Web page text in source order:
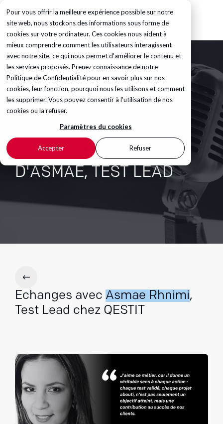
Pour vous offrir la meilleure expérience possible sur notre
site web, nous stockons des informations sous forme de
cookies sur votre ordinateur. Ces cookies nous aident à
mieux comprendre comment les utilisateurs interagissent
avec notre site, ce qui nous permet d'améliorer le contenu et
les services proposés. Prenez connaissance de notre
Politique de Confidentialitépour en savoir plus sur nos
cookies, leur fonction, pourquoi nous les utilisons et comment
les supprimer. Vous pouvez consentir à l'utilisation de nos
cookies ou la refuser.
Paramètres du cookies
Accepter Refuser
A LA RENCONTRE
D'ASMAE, TEST LEAD
Echanges avec Asmae Rhnimi,
Test Lead chez QESTIT